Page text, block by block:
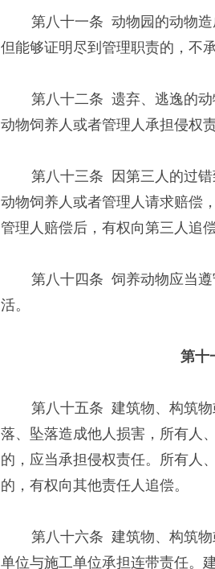
第八十一条 动物园的动物造
但能够证明尽到管理职责的，不
第八十二条 遗弃、逃逸的动
动物饲养人或者管理人承担侵权
第八十三条 因第三人的过错
动物饲养人或者管理人请求赔偿
管理人赔偿后，有权向第三人追
第八十四条 饲养动物应当遵
活。
第十
第八十五条 建筑物、构筑物
落、坠落造成他人损害，所有人
的，应当承担侵权责任。所有人
的，有权向其他责任人追偿。
第八十六条 建筑物、构筑物
单位与施工单位承担连带责任。